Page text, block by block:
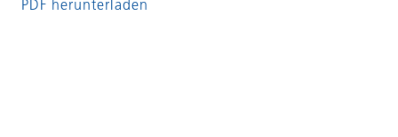
PDF herunterladen